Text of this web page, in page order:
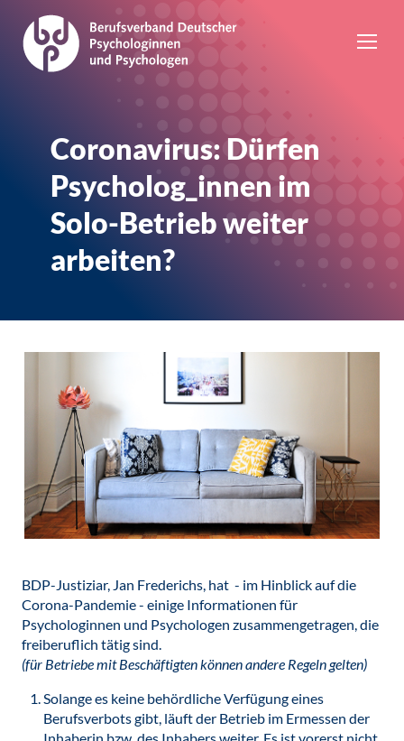
Coronavirus: Dürfen
Psycholog_innen im
Solo-Betrieb weiter
arbeiten?
BDP-Justiziar, Jan Frederichs, hat - im Hinblick auf die
Corona-Pandemie - einige Informationen für
Psychologinnen und Psychologen zusammengetragen, die
freiberuflich tätig sind.
(für Betriebe mit Beschäftigten können andere Regeln gelten)
Solange es keine behördliche Verfügung eines
Berufsverbots gibt, läuft der Betrieb im Ermessen der